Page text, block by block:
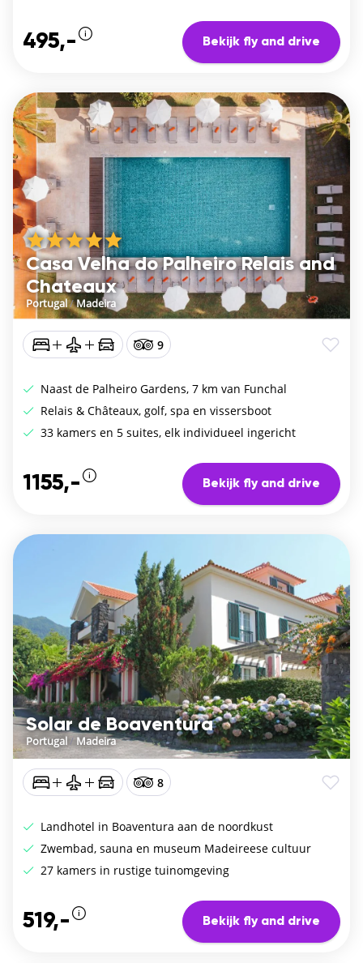
495,- Bekijk fly and drive
Casa Velha do Palheiro Relais and
Chateaux
Portugal/Madeira
9
Naast de Palheiro Gardens, 7 km van Funchal
Relais & Châteaux, golf, spa en vissersboot
33 kamers en 5 suites, elk individueel ingericht
1155,- Bekijk fly and drive
Solar de Boaventura
Portugal/ Madeira
8
Landhotel in Boaventura aan de noordkust
Zwembad, sauna en museum Madeireese cultuur
27 kamers in rustige tuinomgeving
519,- Bekijk fly and drive